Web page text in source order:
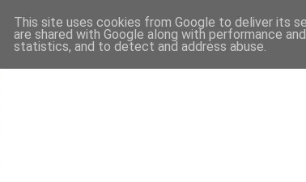
This site uses cookies from Google to deliver its
are shared with Google along with performance
statistics, and to detect and address abuse.